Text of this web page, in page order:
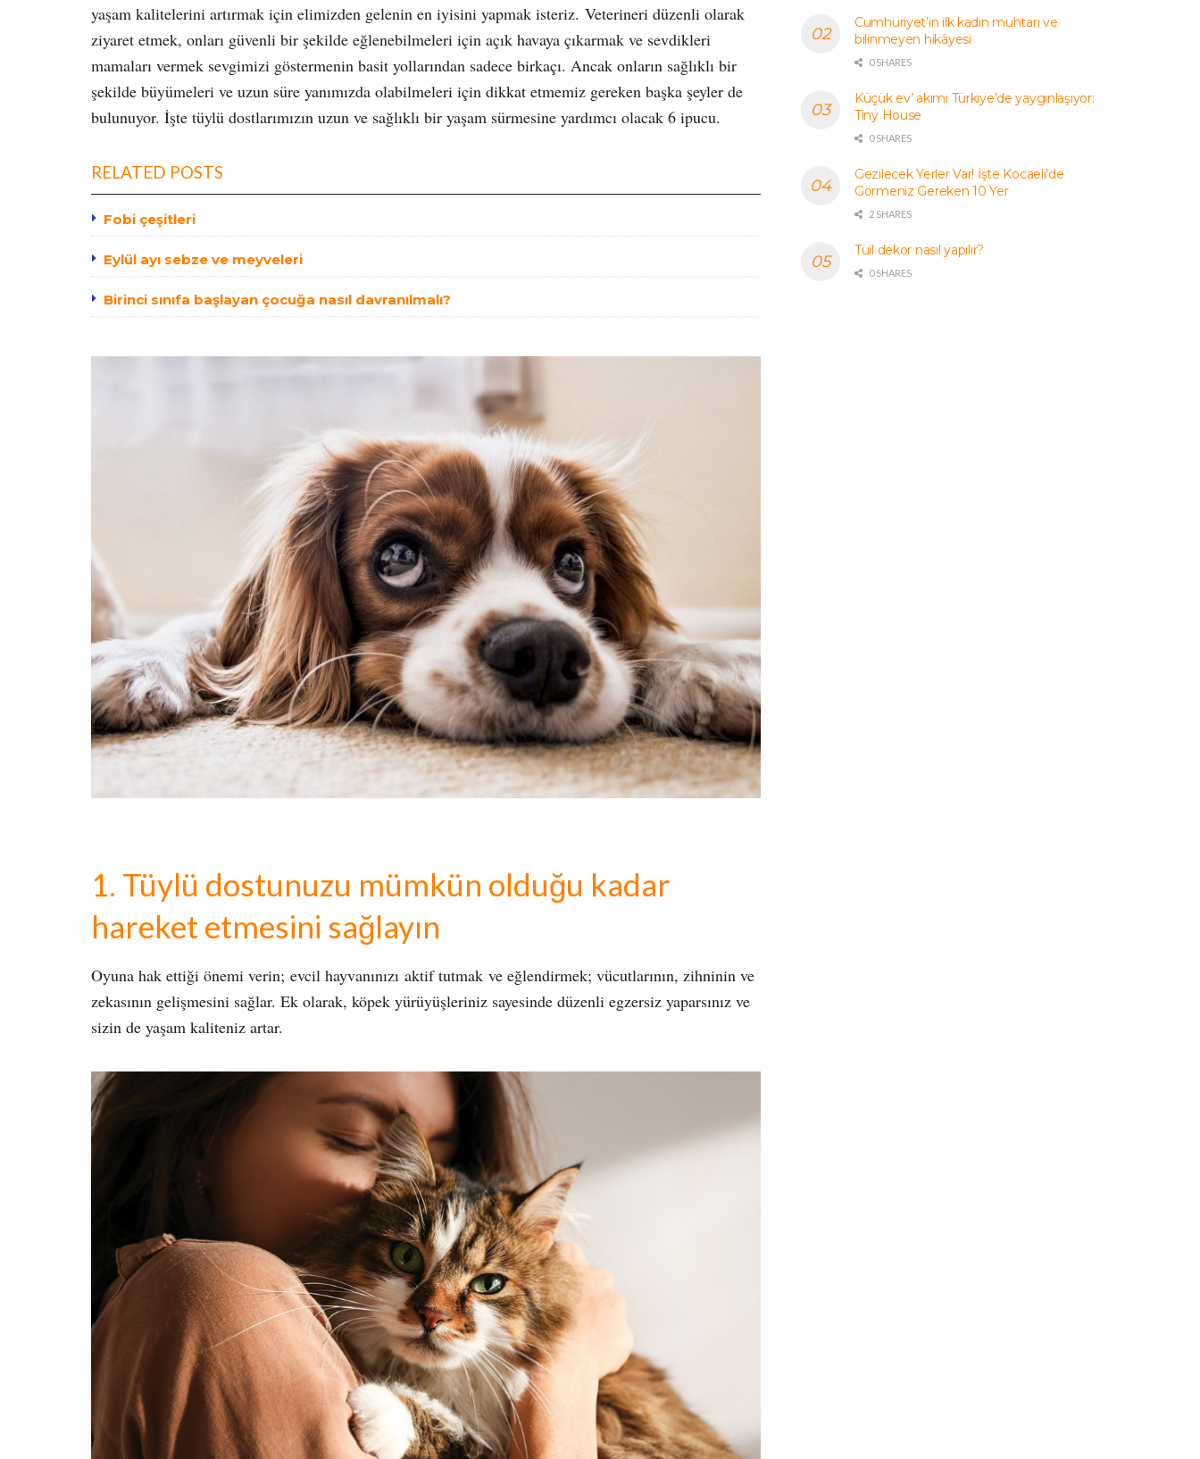
yaşam kalitelerini artırmak için elimizden gelenin en iyisini yapmak isteriz. Veterineri düzenli olarak
ziyaret etmek, onları güvenli bir şekilde eğlenebilmeleri için açık havaya çıkarmak ve sevdikleri
mamaları vermek sevgimizi göstermenin basit yollarından sadece birkaçı. Ancak onların sağlıklı bir
şekilde büyümeleri ve uzun süre yanımızda olabilmeleri için dikkat etmemiz gereken başka şeyler de
bulunuyor. İşte tüylü dostlarımızın uzun ve sağlıklı bir yaşam sürmesine yardımcı olacak 6 ipucu.
RELATED POSTS
Fobi çeşitleri
Eylül ayı sebze ve meyveleri
Birinci sınıfa başlayan çocuğa nasıl davranılmalı?
1. Tüylü dostunuzu mümkün olduğu kadar
hareket etmesini sağlayın
Oyuna hak ettiği önemi verin; evcil hayvanınızı aktif tutmak ve eğlendirmek; vücutlarının, zihninin ve
zekasının gelişmesini sağlar. Ek olarak, köpek yürüyüşleriniz sayesinde düzenli egzersiz yaparsınız ve
sizin de yaşam kaliteniz artar.
Cumhuriyet’in ilk kadın muhtarı ve
bilinmeyen hikâyesi
0 SHARES
Küçük ev’ akımı Türkiye’de yaygınlaşıyor:
Tiny House
0 SHARES
Gezilecek Yerler Var! İşte Kocaeli’de
Görmeniz Gereken 10 Yer
2 SHARES
Tuil dekor nasıl yapılır?
0 SHARES